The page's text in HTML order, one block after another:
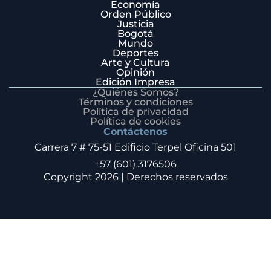
Economía
Orden Público
Justicia
Bogotá
Mundo
Deportes
Arte y Cultura
Opinión
Edición Impresa
¿Quiénes Somos?
Términos y condiciones
Política de privacidad
Política de cookies
Contáctenos
Carrera 7 # 75-51 Edificio Terpel Oficina 501
+57 (601) 3176506
Copyright 2026 | Derechos reservados